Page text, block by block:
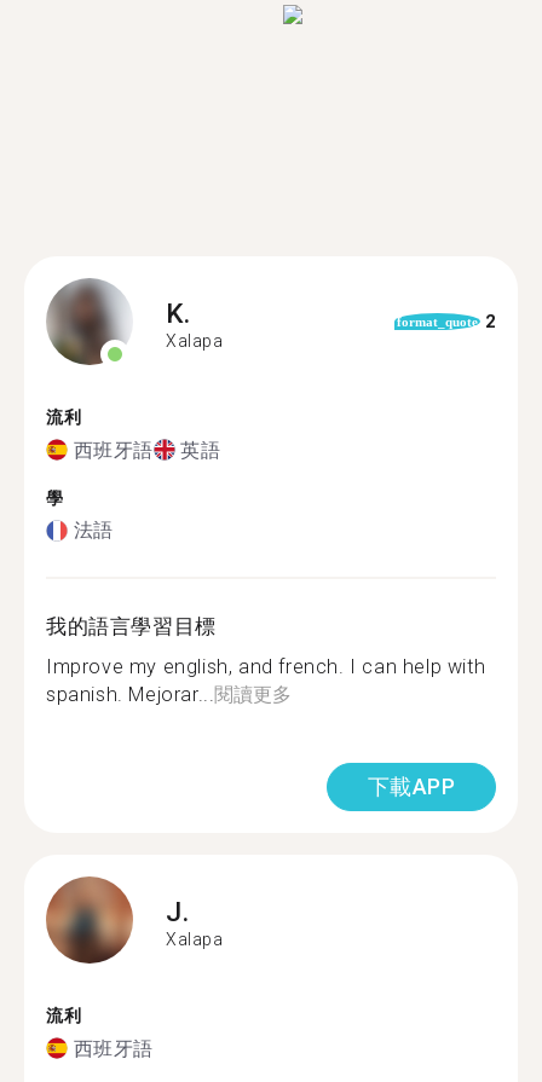
K.
Xalapa
format_quote 2
流利
西班牙語 英語
學
法語
我的語言學習目標
Improve my english, and french. I can help with
spanish. Mejorar...閱讀更多
下載APP
J.
Xalapa
流利
西班牙語